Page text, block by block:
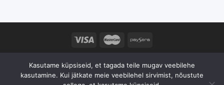
teave, on kaitstud autoriõigustega. Igasugune sisu kopeerimine ja
levitamine ilma omaniku loata on rangelt keelatud. 2026 ©
Kasutame küpsiseid, et tagada teile mugav veebilehe
kasutamine. Kui jätkate meie veebilehel sirvimist, nõustute